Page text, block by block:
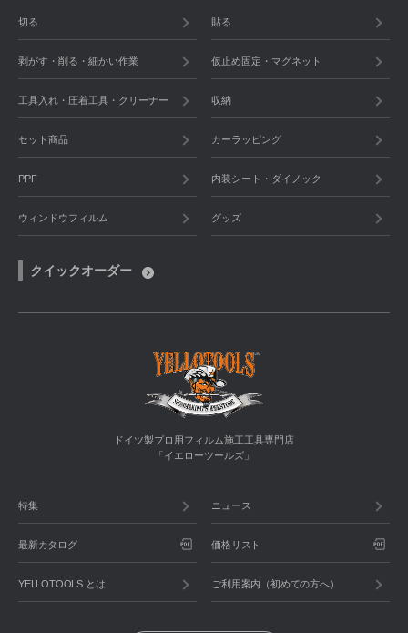
切る 貼る
剥がす・削る・細かい作業 仮止め固定・マグネット
工具入れ・圧着工具・クリーナー 収納
セット商品 カーラッピング
PPF 内装シート・ダイノック
ウィンドウフィルム グッズ
クイックオーダー
ドイツ製プロ用フィルム施工工具専門店
「イエローツールズ」
特集 ニュース
最新カタログ 価格リスト
YELLOTOOLS とは ご利用案内（初めての方へ）